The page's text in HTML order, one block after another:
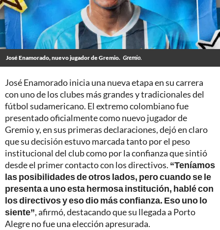
José Enamorado, nuevo jugador de Gremio. Gremio.
José Enamorado inicia una nueva etapa en su carrera
con uno de los clubes más grandes y tradicionales del
fútbol sudamericano. El extremo colombiano fue
presentado oficialmente como nuevo jugador de
Gremio y, en sus primeras declaraciones, dejó en claro
que su decisión estuvo marcada tanto por el peso
institucional del club como por la confianza que sintió
desde el primer contacto con los directivos. “Teníamos
las posibilidades de otros lados, pero cuando se le
presenta a uno esta hermosa institución, hablé con
los directivos y eso dio más confianza. Eso uno lo
siente”, afirmó, destacando que su llegada a Porto
Alegre no fue una elección apresurada.